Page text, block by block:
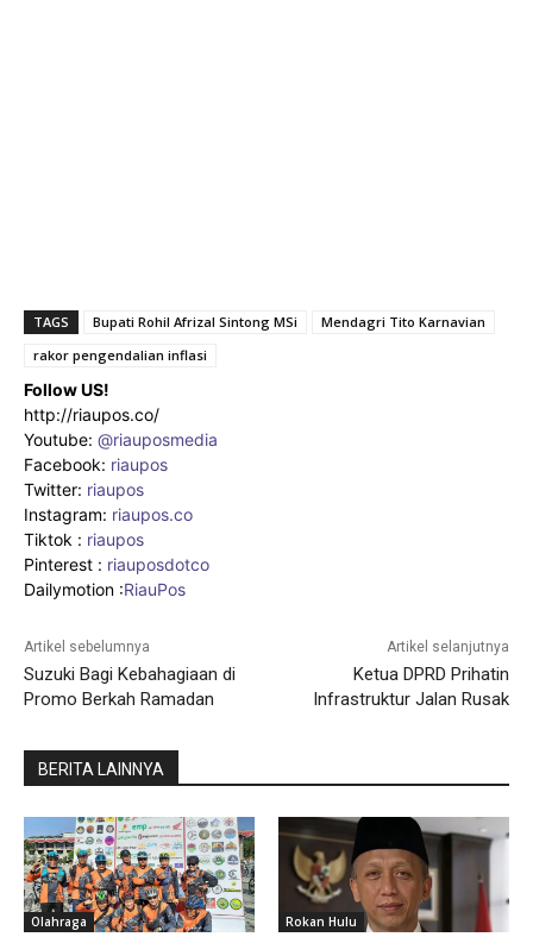
TAGS Bupati Rohil Afrizal Sintong MSi
Mendagri Tito Karnavian
rakor pengendalian inflasi
Follow US!
http://riaupos.co/
Youtube: @riauposmedia
Facebook: riaupos
Twitter: riaupos
Instagram: riaupos.co
Tiktok : riaupos
Pinterest : riauposdotco
Dailymotion :RiauPos
Artikel sebelumnya
Suzuki Bagi Kebahagiaan di
Promo Berkah Ramadan
Artikel selanjutnya
Ketua DPRD Prihatin
Infrastruktur Jalan Rusak
BERITA LAINNYA
Olahraga Rokan Hulu